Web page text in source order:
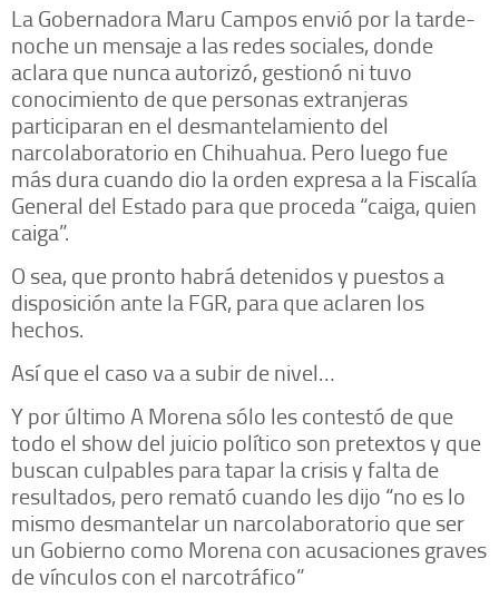
La Gobernadora Maru Campos envió por la tarde-
noche un mensaje a las redes sociales, donde
aclara que nunca autorizó, gestionó ni tuvo
conocimiento de que personas extranjeras
participaran en el desmantelamiento del
narcolaboratorio en Chihuahua. Pero luego fue
más dura cuando dio la orden expresa a la Fiscalía
General del Estado para que proceda “caiga, quien
caiga”.
O sea, que pronto habrá detenidos y puestos a
disposición ante la FGR, para que aclaren los
hechos.
Así que el caso va a subir de nivel…
Y por último A Morena sólo les contestó de que
todo el show del juicio político son pretextos y que
buscan culpables para tapar la crisis y falta de
resultados, pero remató cuando les dijo “no es lo
mismo desmantelar un narcolaboratorio que ser
un Gobierno como Morena con acusaciones graves
de vínculos con el narcotráfico”